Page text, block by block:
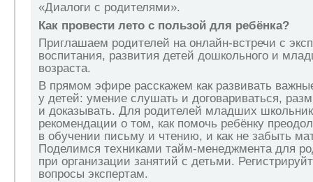
«Диалоги с родителями».
Как провести лето с пользой для ребёнка?
Приглашаем родителей на онлайн-встречи с
воспитания, развития детей дошкольного и
возраста.
В прямом эфире расскажем как развивать
у детей: умение слушать и договариваться,
и доказывать. Для родителей младших
рекомендации о том, как помочь ребёнку
в обучении письму и чтению, и как не забыть
Поделимся техниками тайм-менеджментадля
при организации занятий с детьми.
вопросы экспертам.